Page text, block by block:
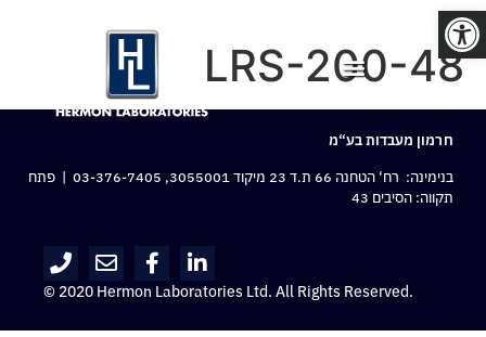
פתח סרגל נגישות
LRS-200-48
חרמון מעבדות בע“מ
בנימינה: רח‘ הטחנה 66 ת.ד 23 מיקוד 3055001,
03-376-7405 | פתח
תקווה: הסיבים 43
© 2020 Hermon Laboratories Ltd. All Rights Reserved.